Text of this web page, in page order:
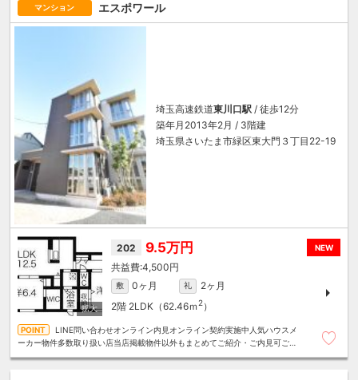
マンション エスポワール
埼玉高速鉄道東川口駅 / 徒歩12分
築年月2013年2月 / 3階建
埼玉県さいたま市緑区東大門３丁目22-19
NEW
202 9.5万円
4,500円
敷 0ヶ月 礼
2ヶ月
2階 2LDK（62.46ｍ 2）
LINE問い合わせオンライン内見オンライン契約実施中人気ハウスメ
ーカー物件多数取り扱い店当店掲載物件以外もまとめてご紹介・ご内見可ご予